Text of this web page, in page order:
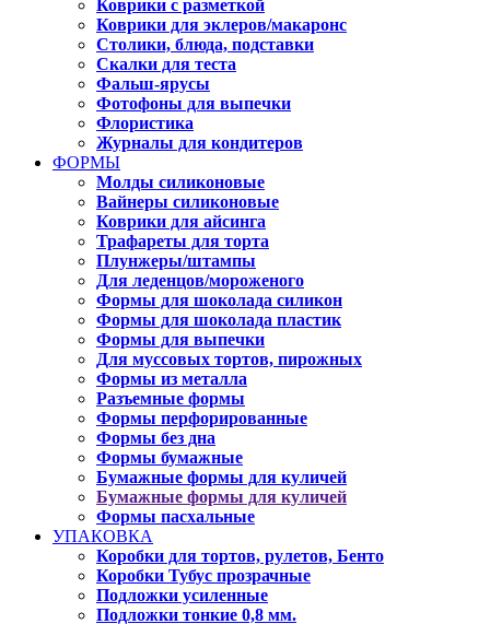
Коврики с разметкой
Коврики для эклеров/макаронс
Столики, блюда, подставки
Скалки для теста
Фальш-ярусы
Фотофоны для выпечки
Флористика
Журналы для кондитеров
ФОРМЫ
Молды силиконовые
Вайнеры силиконовые
Коврики для айсинга
Трафареты для торта
Плунжеры/штампы
Для леденцов/мороженого
Формы для шоколада силикон
Формы для шоколада пластик
Формы для выпечки
Для муссовых тортов, пирожных
Формы из металла
Разъемные формы
Формы перфорированные
Формы без дна
Формы бумажные
Бумажные формы для куличей
Бумажные формы для куличей
Формы пасхальные
УПАКОВКА
Коробки для тортов, рулетов, Бенто
Коробки Тубус прозрачные
Подложки усиленные
Подложки тонкие 0,8 мм.